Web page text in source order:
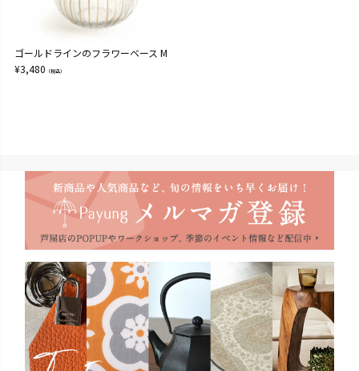
ゴールドラインのフラワーベース M
¥3,480 （税込）